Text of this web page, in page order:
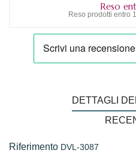
Reso
Reso prodotti entro
DETTAGLI
Riferimento DVL-3087